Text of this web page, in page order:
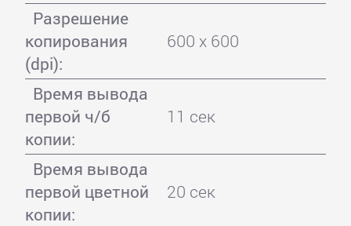
Разрешение
копирования
(dpi):
600 x 600
Время вывода
первой ч/б
копии:
11 сек
Время вывода
первой цветной
копии:
20 сек